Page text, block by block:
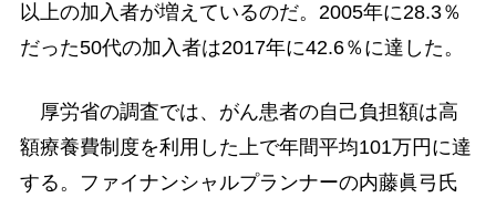
以上の加入者が増えているのだ。2005年に28.3％
だった50代の加入者は2017年に42.6％に達した。
厚労省の調査では、がん患者の自己負担額は高
額療養費制度を利用した上で年間平均101万円に達
する。ファイナンシャルプランナーの内藤眞弓氏